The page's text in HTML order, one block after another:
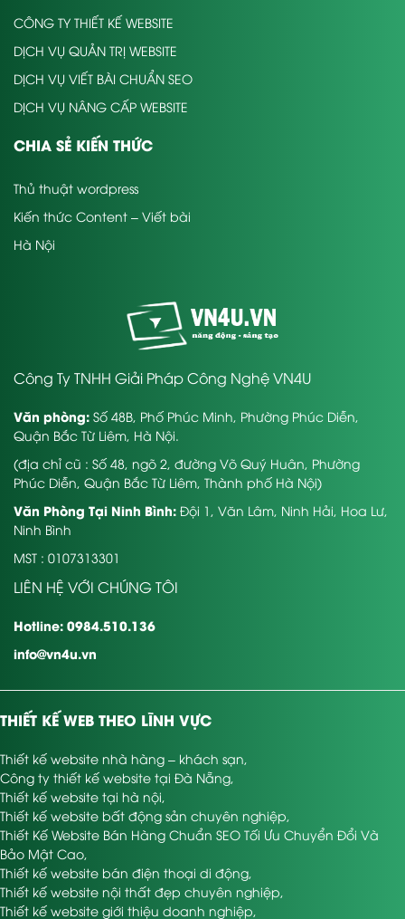
CÔNG TY THIẾT KẾ WEBSITE
DỊCH VỤ QUẢN TRỊ WEBSITE
DỊCH VỤ VIẾT BÀI CHUẨN SEO
DỊCH VỤ NÂNG CẤP WEBSITE
CHIA SẺ KIẾN THỨC
Thủ thuật wordpress
Kiến thức Content – Viết bài
Hà Nội
Công Ty TNHH Giải Pháp Công Nghệ VN4U
Văn phòng: Số 48B, Phố Phúc Minh, Phường Phúc Diễn,
Quận Bắc Từ Liêm, Hà Nội.
(địa chỉ cũ : Số 48, ngõ 2, đường Võ Quý Huân, Phường
Phúc Diễn, Quận Bắc Từ Liêm, Thành phố Hà Nội)
Văn Phòng Tại Ninh Bình: Đội 1, Văn Lâm, Ninh Hải, Hoa Lư,
Ninh Bình
MST : 0107313301
LIÊN HỆ VỚI CHÚNG TÔI
Hotline: 0984.510.136
info@vn4u.vn
THIẾT KẾ WEB THEO LĨNH VỰC
Thiết kế website nhà hàng – khách sạn,
Công ty thiết kế website tại Đà Nẵng,
Thiết kế website tại hà nội,
Thiết kế website bất động sản chuyên nghiệp,
Thiết Kế Website Bán Hàng Chuẩn SEO Tối Ưu Chuyển Đổi Và
Bảo Mật Cao,
Thiết kế website bán điện thoại di động,
Thiết kế website nội thất đẹp chuyên nghiệp,
Thiết kế website giới thiệu doanh nghiệp,